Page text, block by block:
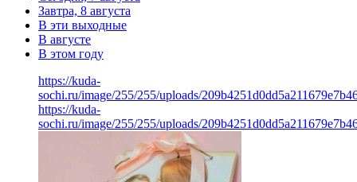
Завтра, 8 августа
В эти выходные
В августе
В этом году
https://kuda-
sochi.ru/image/255/255/uploads/
https://kuda-
sochi.ru/image/255/255/uploads/